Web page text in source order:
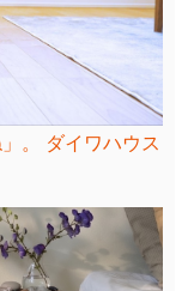
。 ダイワハウス